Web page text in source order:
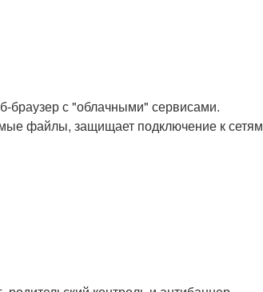
браузер с "облачными" сервисами.
файлы, защищает подключение к сетям